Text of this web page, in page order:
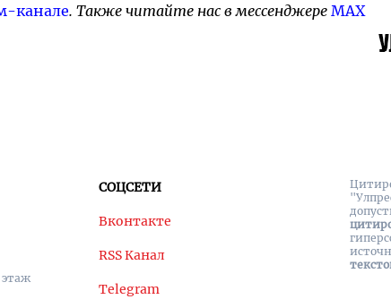
канале. Также читайте нас в мессенджере MAX
этаж
СОЦСЕТИ
Вконтакте
RSS Канал
Telegram